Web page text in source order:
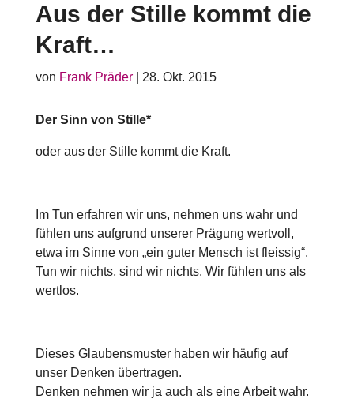
Aus der Stille kommt die
Kraft…
von Frank Präder| 28. Okt. 2015
Der Sinn von Stille*
oder aus der Stille kommt die Kraft.
Im Tun erfahren wir uns, nehmen uns wahr und
fühlen uns aufgrund unserer Prägung wertvoll,
etwa im Sinne von „ein guter Mensch ist fleissig“.
Tun wir nichts, sind wir nichts. Wir fühlen uns als
wertlos.
Dieses Glaubensmuster haben wir häufig auf
unser Denken übertragen.
Denken nehmen wir ja auch als eine Arbeit wahr.